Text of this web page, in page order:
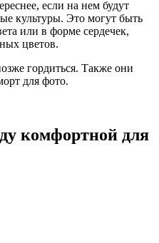
если на нем будут
культуры. Это могут быть
или в форме сердечек,
цветов.
гордиться. Также они
для фото.
комфортной для